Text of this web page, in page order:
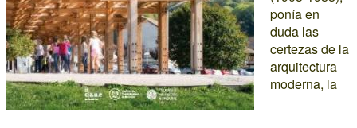
ponía en
duda las
certezas de la
arquitectura
moderna, la